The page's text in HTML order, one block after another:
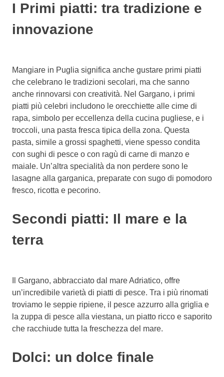
I Primi piatti: tra tradizione e
innovazione
Mangiare in Puglia significa anche gustare primi piatti
che celebrano le tradizioni secolari, ma che sanno
anche rinnovarsi con creatività. Nel Gargano, i primi
piatti più celebri includono le orecchiette alle cime di
rapa, simbolo per eccellenza della cucina pugliese, e i
troccoli, una pasta fresca tipica della zona. Questa
pasta, simile a grossi spaghetti, viene spesso condita
con sughi di pesce o con ragù di carne di manzo e
maiale. Un’altra specialità da non perdere sono le
lasagne alla garganica, preparate con sugo di pomodoro
fresco, ricotta e pecorino.
Secondi piatti: Il mare e la
terra
Il Gargano, abbracciato dal mare Adriatico, offre
un’incredibile varietà di piatti di pesce. Tra i più rinomati
troviamo le seppie ripiene, il pesce azzurro alla griglia e
la zuppa di pesce alla viestana, un piatto ricco e saporito
che racchiude tutta la freschezza del mare.
Dolci: un dolce finale